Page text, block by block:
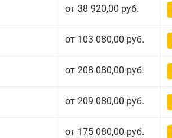
от 38 920,00 руб.
от 103 080,00 руб.
от 208 080,00 руб.
от 209 080,00 руб.
от 175 080,00 руб.